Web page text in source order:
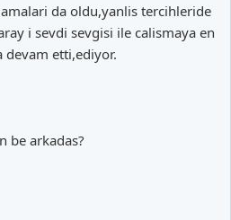
da oldu,yanlis tercihleride
i sevdi sevgisi ile calismaya en
devam etti,ediyor.
be arkadas?